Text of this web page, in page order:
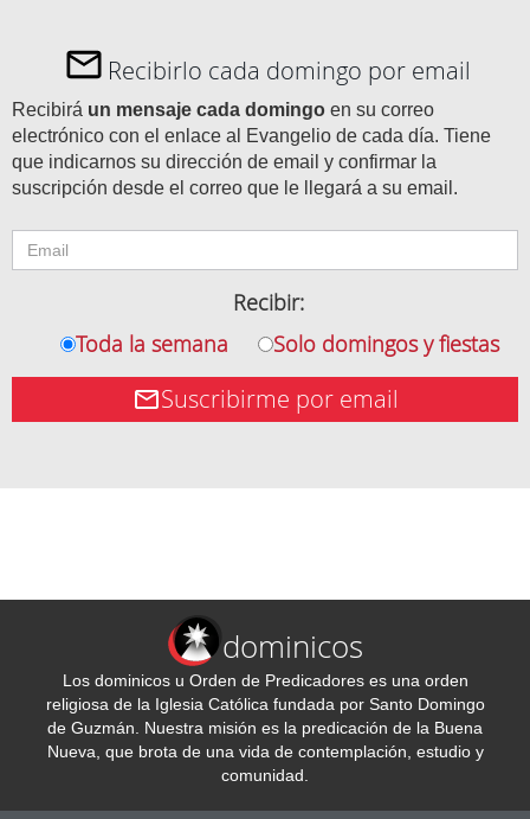
Recibirlo cada domingo por email
Recibirá un mensaje cada domingo en su correo
electrónico con el enlace al Evangelio de cada día. Tiene
que indicarnos su dirección de email y confirmar la
suscripción desde el correo que le llegará a su email.
Recibir:
Toda la semana
Solo domingos y fiestas
Suscribirme por email
dominicos
Los dominicos u Orden de Predicadores es una orden
religiosa de la Iglesia Católica fundada por Santo Domingo
de Guzmán. Nuestra misión es la predicación de la Buena
Nueva, que brota de una vida de contemplación, estudio y
comunidad.